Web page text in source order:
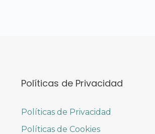
Políticas de Privacidad
Políticas de Privacidad
Políticas de Cookies